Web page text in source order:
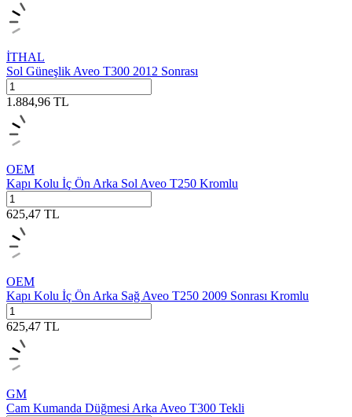
İTHAL
Sol Güneşlik Aveo T300 2012 Sonrası
1.884,96 TL
OEM
Kapı Kolu İç Ön Arka Sol Aveo T250 Kromlu
625,47 TL
OEM
Kapı Kolu İç Ön Arka Sağ Aveo T250 2009 Sonrası Kromlu
625,47 TL
GM
Cam Kumanda Düğmesi Arka Aveo T300 Tekli